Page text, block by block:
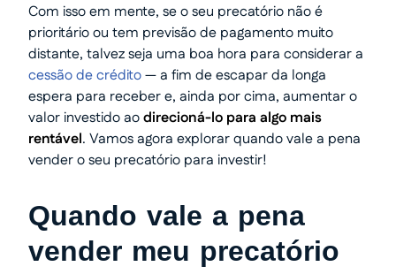
Com isso em mente, se o seu precatório não é
prioritário ou tem previsão de pagamento muito
distante, talvez seja uma boa hora para considerar a
cessão de crédito— a fim de escapar da longa
espera para receber e, ainda por cima, aumentar o
valor investido aodirecioná-lo para algo mais
rentável. Vamos agora explorar quando vale a pena
vender o seu precatório para investir!
Quando vale a pena
vender meu precatório